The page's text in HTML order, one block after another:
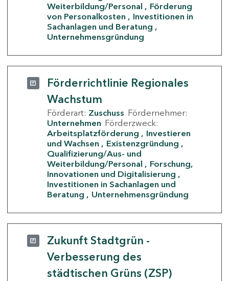
Weiterbildung/Personal
Förderung
von Personalkosten
Investitionen in
Sachanlagen und Beratung
Unternehmensgründung
Förderrichtlinie Regionales
Wachstum
Förderart: Zuschuss Fördernehmer:
Unternehmen Förderzweck:
Arbeitsplatzförderung
Investieren
und Wachsen
Existenzgründung
Qualifizierung/Aus- und
Weiterbildung/Personal
Forschung,
Innovationen und Digitalisierung
Investitionen in Sachanlagen und
Beratung
Unternehmensgründung
Zukunft Stadtgrün -
Verbesserung des
städtischen Grüns (ZSP)